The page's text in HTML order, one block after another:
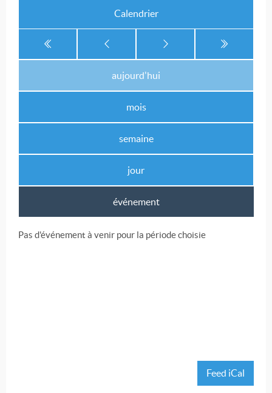
Calendrier
aujourd'hui
mois
semaine
jour
événement
Pas d'événement à venir pour la période choisie
Feed iCal